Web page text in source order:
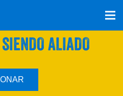
PLAN CON UNA
ALIADO